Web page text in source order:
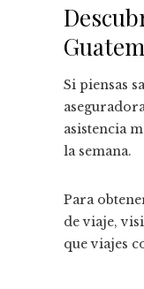
Si piensas
asistencia
la semana.
Para
de viaje,
que viajes